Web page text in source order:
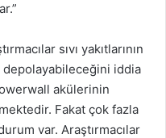
sıvı yakıtlarının
depolayabileceğini iddia
akülerinin
Fakat çok fazla
var. Araştırmacılar